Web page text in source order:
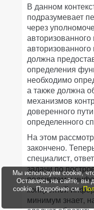
В данном
подразумевает
через
авторизованного
должна
определения
необходимо
а также должна
механизмов
доверенного
определенного
На этом
закончено.
специалист,
задачи по
подсистемы
конкретной
минимум знает,
Мы используем cookie,
Оставаясь на сайте, вы
cookie. Подробнее см.